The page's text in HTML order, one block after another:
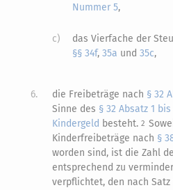
Nummer 5,
c)
das Vierfache der
§§ 34f,35a und35c,
6. die Freibeträge nach § 32
Sinne des § 32 Absatz 1 bis
Kindergeld besteht.2
Kinderfreibeträge nach §
worden sind, ist die Zahl
entsprechend zu
verpflichtet, den nach